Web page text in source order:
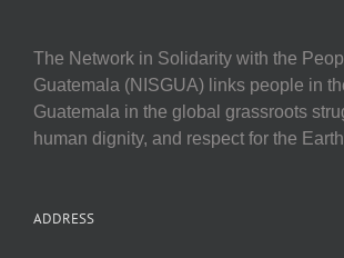
The Network in Solidarity with the
Guatemala (NISGUA) links people in
Guatemala in the global grassroots
human dignity, and respect for the
ADDRESS